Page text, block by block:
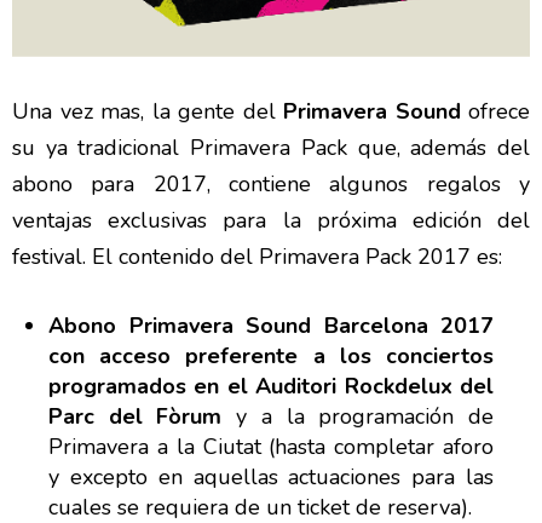
Una vez mas, la gente del Primavera Sound ofrece
su ya tradicional Primavera Pack que, además del
abono para 2017, contiene algunos regalos y
ventajas exclusivas para la próxima edición del
festival. El contenido del Primavera Pack 2017 es:
Abono Primavera Sound Barcelona 2017
con acceso preferente a los conciertos
programados en el Auditori Rockdelux del
Parc del Fòrum y a la programación de
Primavera a la Ciutat (hasta completar aforo
y excepto en aquellas actuaciones para las
cuales se requiera de un ticket de reserva).